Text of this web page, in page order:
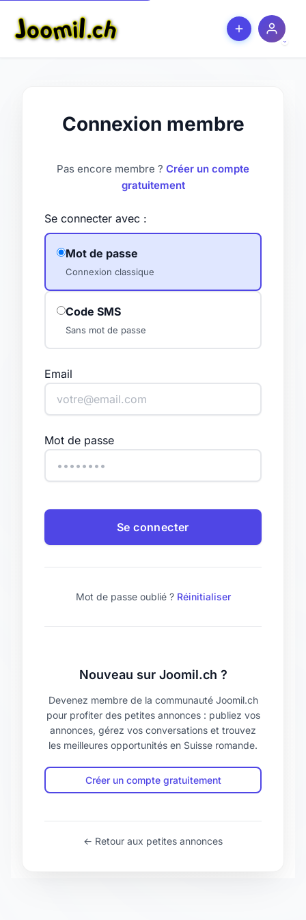
Connexion membre
Pas encore membre ? Créer un compte
gratuitement
Se connecter avec :
Mot de passe
Connexion classique
Code SMS
Sans mot de passe
Email
Mot de passe
Se connecter
Mot de passe oublié ? Réinitialiser
Nouveau sur Joomil.ch ?
Devenez membre de la communauté Joomil.ch
pour profiter des petites annonces : publiez vos
annonces, gérez vos conversations et trouvez
les meilleures opportunités en Suisse romande.
Créer un compte gratuitement
← Retour aux petites annonces